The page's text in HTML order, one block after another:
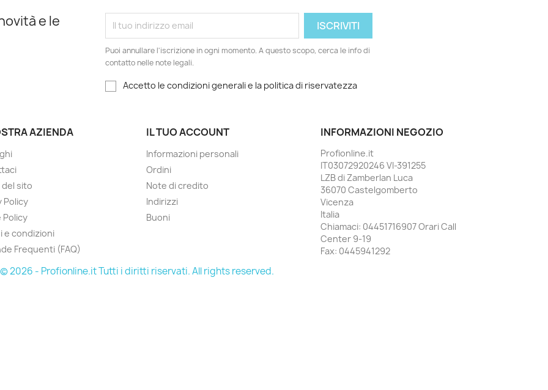
e le
Puoi annullare l'iscrizione in ogni momento. A questo scopo, cerca le info di
contatto nelle note legali.
Accetto le condizioni generali e la politica di riservatezza
AZIENDA
del sito
Policy
Policy
e condizioni
Frequenti (FAQ)
IL TUO ACCOUNT
Informazioni personali
Ordini
Note di credito
Indirizzi
Buoni
INFORMAZIONI NEGOZIO
Profionline.it
IT03072920246 VI-391255
LZB di Zamberlan Luca
36070 Castelgomberto
Vicenza
Italia
Chiamaci: 04451716907 Orari Call
Center 9-19
Fax: 0445941292
© 2026 - Profionline.it Tutti i diritti riservati. All rights reserved.